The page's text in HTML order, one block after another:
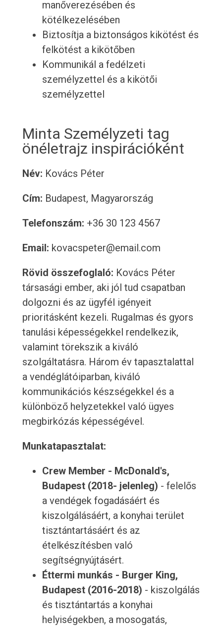
manőverezésében és
kötélkezelésében
Biztosítja a biztonságos kikötést és
felkötést a kikötőben
Kommunikál a fedélzeti
személyzettel és a kikötői
személyzettel
Minta Személyzeti tag
önéletrajz inspirációként
Név: Kovács Péter
Cím: Budapest, Magyarország
Telefonszám: +36 30 123 4567
Email: kovacspeter@email.com
Rövid összefoglaló: Kovács Péter
társasági ember, aki jól tud csapatban
dolgozni és az ügyfél igényeit
prioritásként kezeli. Rugalmas és gyors
tanulási képességekkel rendelkezik,
valamint törekszik a kiváló
szolgáltatásra. Három év tapasztalattal
a vendéglátóiparban, kiváló
kommunikációs készségekkel és a
különböző helyzetekkel való ügyes
megbirkózás képességével.
Munkatapasztalat:
Crew Member - McDonald's,
Budapest (2018- jelenleg) - felelős
a vendégek fogadásáért és
kiszolgálásáért, a konyhai terület
tisztántartásáért és az
ételkészítésben való
segítségnyújtásért.
Éttermi munkás - Burger King,
Budapest (2016-2018) - kiszolgálás
és tisztántartás a konyhai
helyiségekben, a mosogatás,